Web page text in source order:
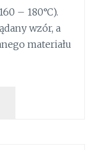
– 180°C).
wzór, a
materiału